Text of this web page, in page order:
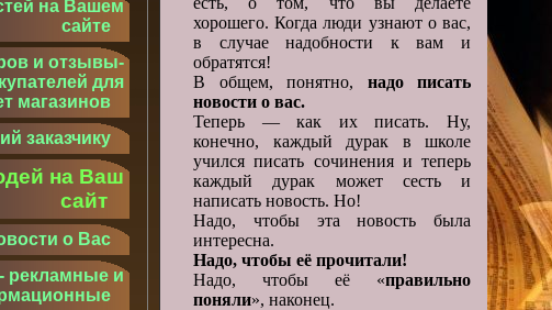
хорошего. Когда люди узнают о вас,
в случае надобности к вам и
обратятся!
В общем, понятно, надо писать
новости о вас.
Теперь — как их писать. Ну,
конечно, каждый дурак в школе
учился писать сочинения и теперь
каждый дурак может сесть и
написать новость. Но!
Надо, чтобы эта новость была
интересна.
Надо, чтобы её прочитали!
Надо, чтобы её «правильно
поняли», наконец.
на Вашем
сайте
и отзывы-
для
магазинов
заказчику
на Ваш
сайт
о Вас
рекламные и